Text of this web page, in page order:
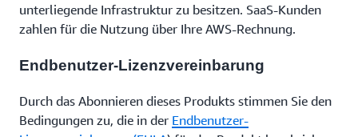
unterliegende Infrastruktur zu besitzen. SaaS-Kunden
zahlen für die Nutzung über Ihre AWS-Rechnung.
Endbenutzer-Lizenzvereinbarung
Durch das Abonnieren dieses Produkts stimmen Sie den
Bedingungen zu, die in der Endbenutzer-